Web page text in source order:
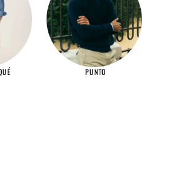
PUNTO